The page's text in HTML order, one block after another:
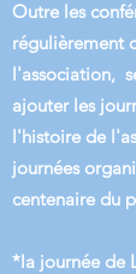
Outre les
régulièrement
l'association,
ajouter les
l'histoire de
journées
centenaire du
*la journée de